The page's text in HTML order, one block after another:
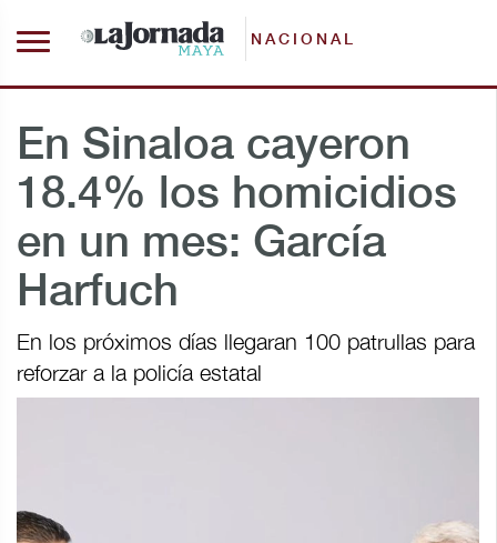
NACIONAL
En Sinaloa cayeron
18.4% los homicidios
en un mes: García
Harfuch
En los próximos días llegaran 100 patrullas para
reforzar a la policía estatal